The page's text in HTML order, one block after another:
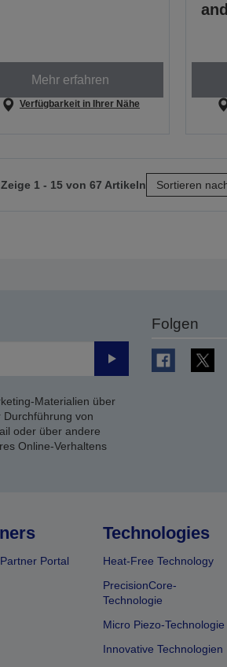
Mehr erfahren
Verfügbarkeit in Ihrer Nähe
Zeige 1 - 15 von 67 Artikeln Sortieren
Senden
Materialien über
von
oder über andere
Online-Verhaltens
Folgen
Portal
Technologies
Heat-Free Technology
PrecisionCore-
Technologie
Micro Piezo-Technologie
Innovative Technologien